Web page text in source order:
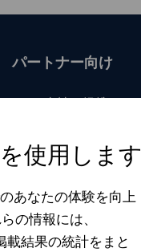
パートナー向け
事業者向け
銀行向け
保険会社向け
使用します
あなたの体験を向上
の情報には、
載結果の統計をまと